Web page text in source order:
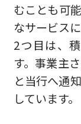
むことも可
なサービス
2つ目は、
す。事業主
と当行へ通
しています。